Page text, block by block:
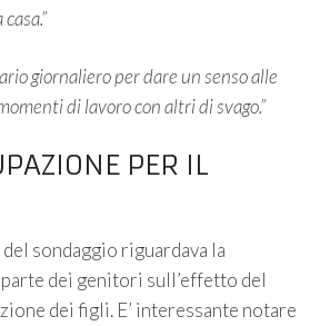
giornaliero per dare un senso alle
di lavoro con altri di svago.”
PER IL
sondaggio riguardava la
dei genitori sull’effetto del
dei figli. E’ interessante notare